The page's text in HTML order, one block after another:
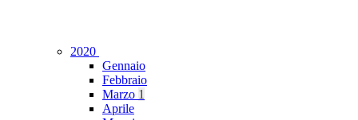
2020
Gennaio
Febbraio
Marzo 1
Aprile